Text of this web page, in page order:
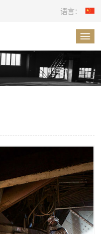
语言：